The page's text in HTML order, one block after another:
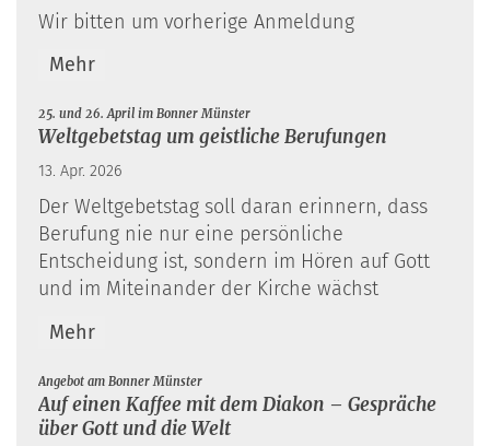
Wir bitten um vorherige Anmeldung
Mehr
25. und 26. April im Bonner Münster:
Weltgebetstag um geistliche Berufungen
13. Apr. 2026
Der Weltgebetstag soll daran erinnern, dass
Berufung nie nur eine persönliche
Entscheidung ist, sondern im Hören auf Gott
und im Miteinander der Kirche wächst
Mehr
Angebot am Bonner Münster:
Auf einen Kaffee mit dem Diakon – Gespräche
über Gott und die Welt